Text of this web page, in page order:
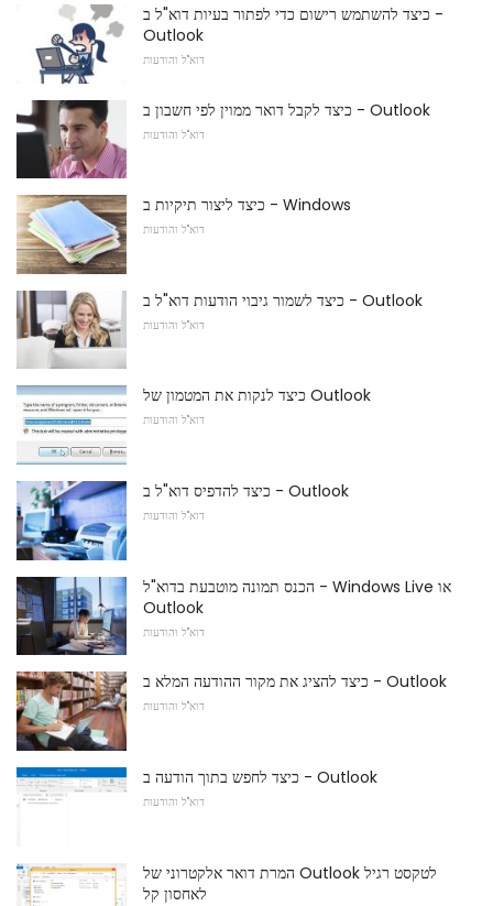
כיצד להשתמש רישום כדי לפתור בעיות דוא"ל ב -
Outlook
דוא"ל והודעות
כיצד לקבל דואר ממוין לפי חשבון ב - Outlook
דוא"ל והודעות
כיצד ליצור תיקיות ב - Windows
דוא"ל והודעות
כיצד לשמור גיבוי הודעות דוא"ל ב - Outlook
דוא"ל והודעות
כיצד לנקות את המטמון של Outlook
דוא"ל והודעות
כיצד להדפיס דוא"ל ב - Outlook
דוא"ל והודעות
הכנס תמונה מוטבעת בדוא"ל - Windows Live או
Outlook
דוא"ל והודעות
כיצד להציג את מקור ההודעה המלא ב - Outlook
דוא"ל והודעות
כיצד לחפש בתוך הודעה ב - Outlook
דוא"ל והודעות
המרת דואר אלקטרוני של Outlook לטקסט רגיל
לאחסון קל